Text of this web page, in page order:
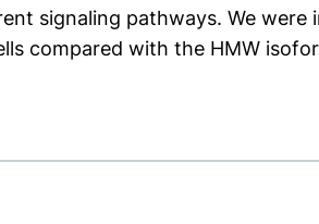
signaling pathways. We were
compared with the HMW